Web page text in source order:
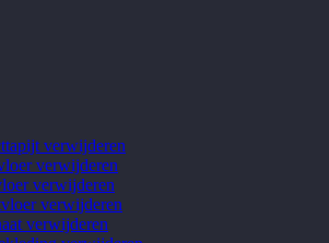
verwijderen
verwijderen
verwijderen
verwijderen
verwijderen